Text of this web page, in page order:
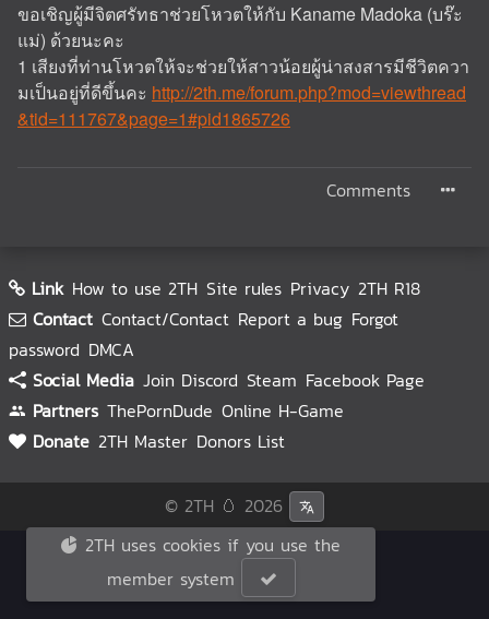
ขอเชิญผู้มีจิตศรัทธาช่วยโหวตให้กับ Kaname Madoka (บร๊ะ
แม่) ด้วยนะคะ
1 เสียงที่ท่านโหวตให้จะช่วยให้สาวน้อยผู้น่าสงสารมีชีวิตควา
มเป็นอยู่ที่ดีขึ้นคะ http://2th.me/forum.php?mod=viewthread
&tid=111767&page=1#pid1865726
Comments
Link How to use 2TH Site rules Privacy 2TH R18
Contact Contact/Contact Report a bug Forgot
password DMCA
Social Media Join Discord Steam Facebook Page
Partners ThePornDude Online H-Game
Donate 2TH Master Donors List
© 2TH 🥚 2026
2TH uses cookies if you use the
member system